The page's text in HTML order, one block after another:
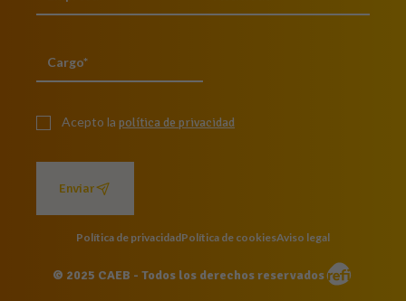
Acepto la política de privacidad
Enviar
Política de privacidadPolítica de cookiesAviso legal
© 2025 CAEB - Todos los derechos reservados